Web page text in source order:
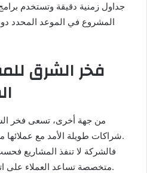
جداول زمنية دقيقة وتستخدم
المشروع في الموعد المحدد
فخر الشرق
من جهة أخرى، تسعى فخر
شراكات طويلة الأمد مع عملائها من خلال الالتزام بالجودة والدقة.
فالشركة لا تنفذ المشاريع
متخصصة تساعد العملاء على اتخاذ قرارات صحيحة من البداية.